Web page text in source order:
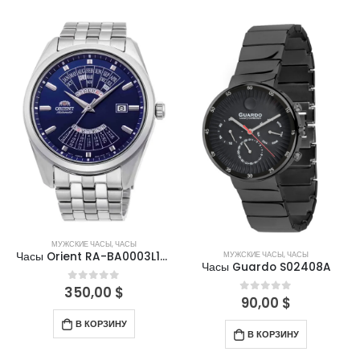
МУЖСКИЕ ЧАСЫ,ЧАСЫ
Часы Orient RA-BA0003L10B
0out of 5
350,00 $
В КОРЗИНУ
МУЖСКИЕ ЧАСЫ,ЧАСЫ
Часы Guardo S02408A
0out of 5
90,00 $
В КОРЗИНУ